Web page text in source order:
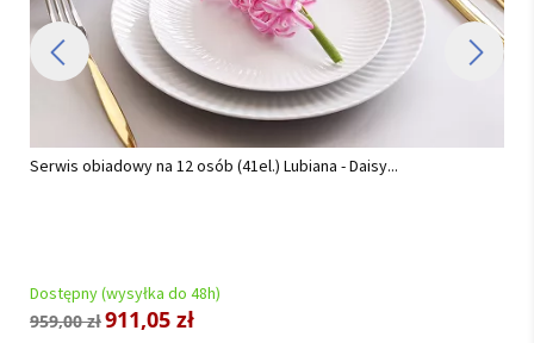
Komplet sztućców 24 cz. na 6 osób Hisar - Florence
Dostępny (wysyłka do 48h)
549,00 zł